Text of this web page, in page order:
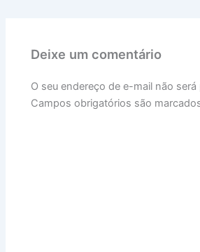
Deixe um comentário
O seu endereço de e-mail não será
Campos obrigatórios são